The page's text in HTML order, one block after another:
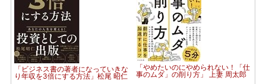
「ビジネス書の著者になっていきな
り年収を3倍にする方法」松尾 昭仁
「やめたいのにやめられない！「仕
事のムダ」の削り方」 上妻 周太郎